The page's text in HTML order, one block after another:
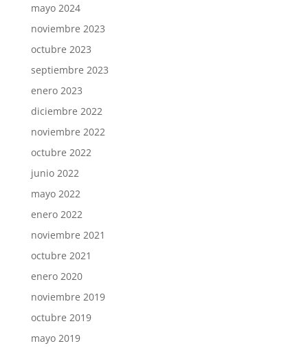
mayo 2024
noviembre 2023
octubre 2023
septiembre 2023
enero 2023
diciembre 2022
noviembre 2022
octubre 2022
junio 2022
mayo 2022
enero 2022
noviembre 2021
octubre 2021
enero 2020
noviembre 2019
octubre 2019
mayo 2019